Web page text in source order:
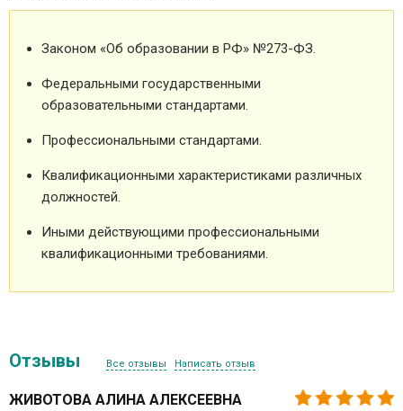
Законом «Об образовании в РФ» №273-ФЗ.
Федеральными государственными
образовательными стандартами.
Профессиональными стандартами.
Квалификационными характеристиками различных
должностей.
Иными действующими профессиональными
квалификационными требованиями.
Отзывы Все отзывы Написать отзыв
ЖИВОТОВА АЛИНА АЛЕКСЕЕВНА